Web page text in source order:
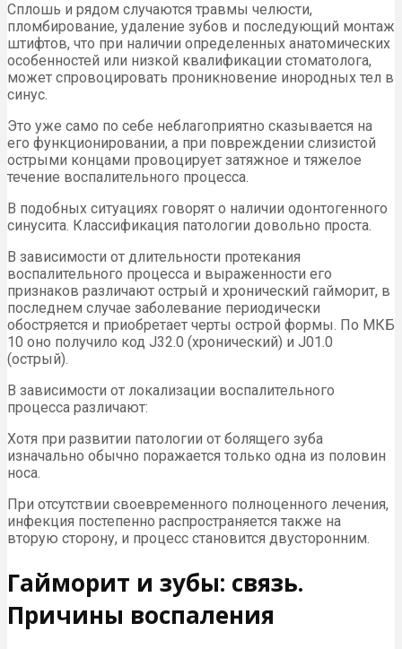
Сплошь и рядом случаются травмы челюсти,
пломбирование, удаление зубов и последующий монтаж
штифтов, что при наличии определенных анатомических
особенностей или низкой квалификации стоматолога,
может спровоцировать проникновение инородных тел в
синус.
Это уже само по себе неблагоприятно сказывается на
его функционировании, а при повреждении слизистой
острыми концами провоцирует затяжное и тяжелое
течение воспалительного процесса.
В подобных ситуациях говорят о наличии одонтогенного
синусита. Классификация патологии довольно проста.
В зависимости от длительности протекания
воспалительного процесса и выраженности его
признаков различают острый и хронический гайморит, в
последнем случае заболевание периодически
обостряется и приобретает черты острой формы. По МКБ
10 оно получило код J32.0 (хронический) и J01.0
(острый).
В зависимости от локализации воспалительного
процесса различают:
Хотя при развитии патологии от болящего зуба
изначально обычно поражается только одна из половин
носа.
При отсутствии своевременного полноценного лечения,
инфекция постепенно распространяется также на
вторую сторону, и процесс становится двусторонним.
Гайморит и зубы: связь.
Причины воспаления